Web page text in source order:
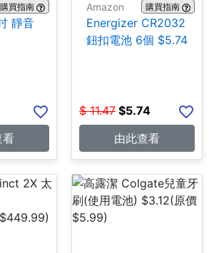
購買指南
靜音
看
Amazon 購買指南
Energizer CR2032
鈕扣電池 6個 $5.74
$ 11.47 $5.74
由此查看